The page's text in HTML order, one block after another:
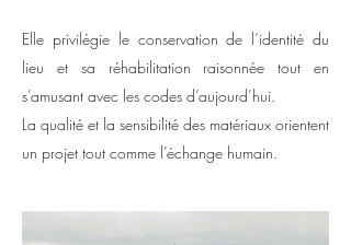
Elle privilégie le conservation de l’identité du
lieu et sa réhabilitation raisonnée tout en
s’amusant avec les codes d’aujourd’hui.
La qualité et la sensibilité des matériaux orientent
un projet tout comme l’échange humain.